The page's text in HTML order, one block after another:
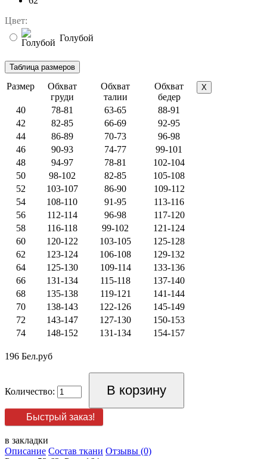
Цвет:
Голубой
Размер
Обхват
груди
Обхват
талии
Обхват
бедер
X
40 78-81 63-65
88-91
42
82-85 66-69
92-95
44
86-89 70-73
96-98
46
90-93 74-77
99-101
48
94-97 78-81
102-104
50
98-102 82-85
105-108
52
103-107 86-90
109-112
54
108-110 91-95
113-116
56
112-114 96-98
117-120
58
116-118 99-102
121-124
60
120-122 103-105
125-128
62
123-124 106-108
129-132
64
125-130 109-114
133-136
66
131-134 115-118
137-140
68
135-138 119-121
141-144
70
138-143 122-126
145-149
72
143-147 127-130
150-153
74
148-152 131-134 154-157
196 Бел.руб
Количество:
Быстрый заказ!
в закладки
Описание Состав ткани Отзывы (0)